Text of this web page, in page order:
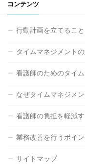
コンテンツ
行動計画を立てるこ
タイムマネジメント
看護師のためのタイ
なぜタイムマネジメ
看護師の負担を軽減
業務改善を行うポイン
サイトマップ